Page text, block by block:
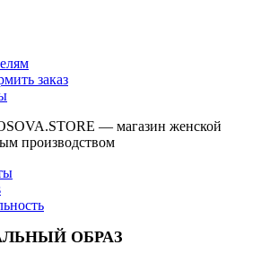
заказ
— магазин женской
производством
ОБРАЗ